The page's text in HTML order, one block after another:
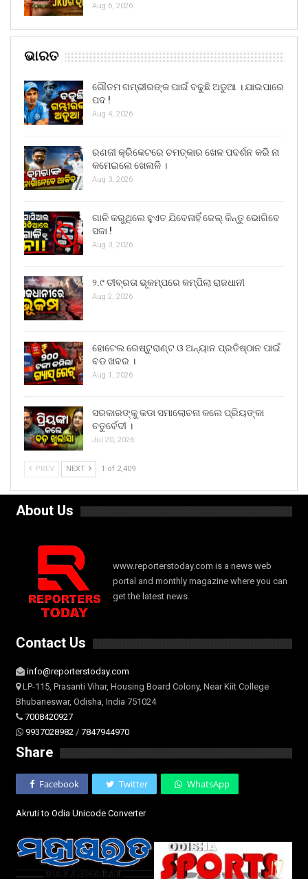
Aug 6, 2026
ଭାରତ
ଗୌତମ ଗମ୍ଭୀରଙ୍କ ପାଇଁ ବଢୁଛି ଅଡୁଆ । ଯାଇପାରେ
ପଦ !
Aug 4, 2026
ରଣଜୀ କ୍ରିକେଟରେ ଚମତ୍କାର ଖେଳ ପଦର୍ଶନ କରି ନା
କମେଇଲେ ଖେଳାଳି ।
Aug 3, 2026
ଗାଳି କରୁଥିଲେ ହୁଏତ ଯିବେନାହିଁ ଜେଲ୍ କିନ୍ତୁ ଭୋଗିବେ
ସଜା !
Aug 3, 2026
୨.୯ ତୀବ୍ରତା ଭୂକମ୍ପରେ କମ୍ପିଲା ରାଜଧାନୀ
Aug 2, 2026
ହୋଟେଲ ରେଷ୍ଟୁରାଣ୍ଟ ଓ ଅନ୍ୟାନ ପ୍ରତିଷ୍ଠାନ ପାଇଁ
ବଡ ଖବର ।
Aug 1, 2026
ସରକାରଙ୍କୁ କଡା ସମାଲୋଚନା କଲେ ପ୍ରିୟଙ୍କା
ଚତୁର୍ବେଦୀ ।
Jul 20, 2026
PREV NEXT 1 of 2,409
About Us
www.reporterstoday.com is a news web
portal and monthly magazine where you can
get the latest news.
Contact Us
info@reporterstoday.com
LP-115, Prasanti Vihar, Housing Board Colony, Near Kiit College
Bhubaneswar, Odisha, India 751024
7008420927
9937028982 / 7847944970
Share
Facebook Twitter WhatsApp
Akruti to Odia Unicode Converter